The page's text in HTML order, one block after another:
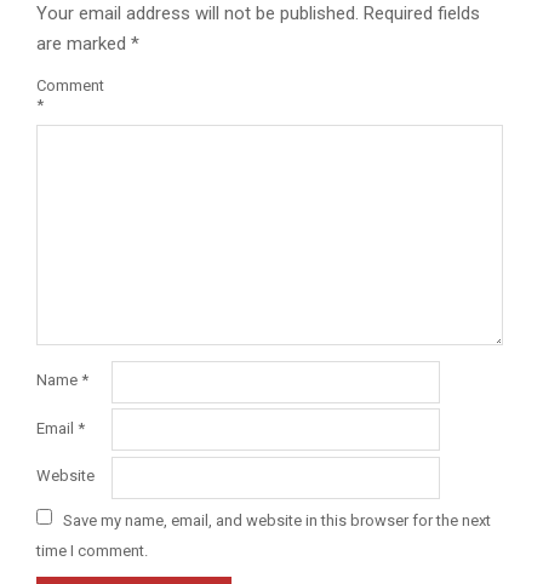
Your email address will not be published. Required fields
are marked *
Comment
*
Name *
Email *
Website
Save my name, email, and website in this browser for the next
time I comment.